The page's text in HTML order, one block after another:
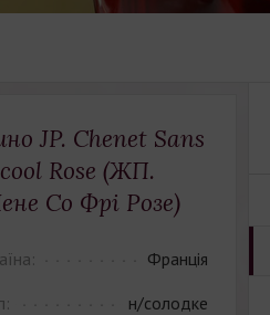
JP. Chenet Sans
Rose (ЖП.
Cо Фрі Розе)
Франція
н/солодке